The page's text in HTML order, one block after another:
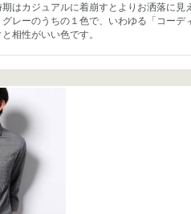
カジュアルに着崩すとよりお洒落に
ーのうちの１色で、いわゆる「コー
相性がいい色です。